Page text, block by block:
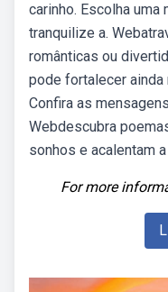
carinho. Escolha uma
tranquilize a.
românticas ou
pode fortalecer
Confira as
Webdescubra
sonhos e acalentam a
For more